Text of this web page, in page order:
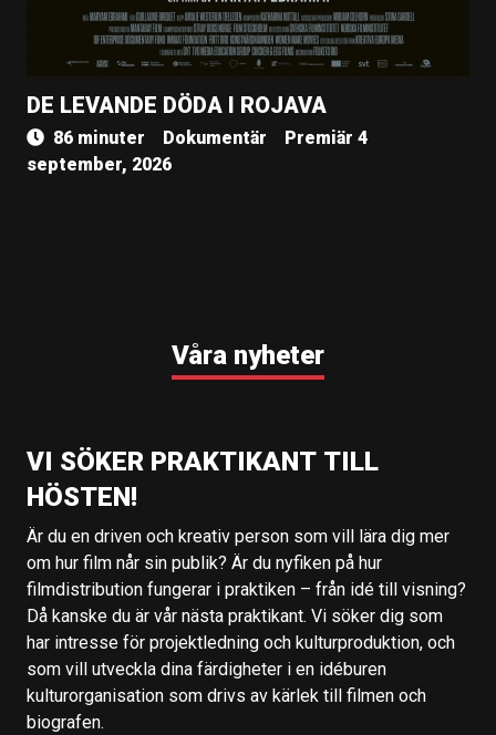
DE LEVANDE DÖDA I ROJAVA
86 minuter Dokumentär
Premiär 4
september, 2026
Våra nyheter
VI SÖKER PRAKTIKANT TILL
HÖSTEN!
Är du en driven och kreativ person som vill lära dig mer
om hur film når sin publik? Är du nyfiken på hur
filmdistribution fungerar i praktiken – från idé till visning?
Då kanske du är vår nästa praktikant. Vi söker dig som
har intresse för projektledning och kulturproduktion, och
som vill utveckla dina färdigheter i en idéburen
kulturorganisation som drivs av kärlek till filmen och
biografen.